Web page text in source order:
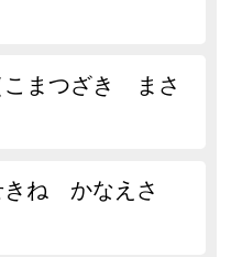
まつざき まさ
ね かなえさ